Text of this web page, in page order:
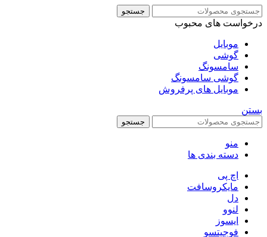
جستجو
درخواست های محبوب
موبایل
گوشی
سامسونگ
گوشی سامسونگ
موبایل های پرفروش
بستن
جستجو
منو
دسته بندی ها
اچ پی
مایکروسافت
دل
لنوو
ایسوز
فوجیتسو